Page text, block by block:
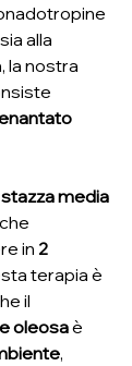
alla
la nostra
media
in 2
terapia è
il
oleosa è
,